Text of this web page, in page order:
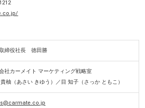
締役社長 徳田勝
社カーメイト マーケティング戦略室
柚（あさい きゆう）／目 知子（さっか ともこ）